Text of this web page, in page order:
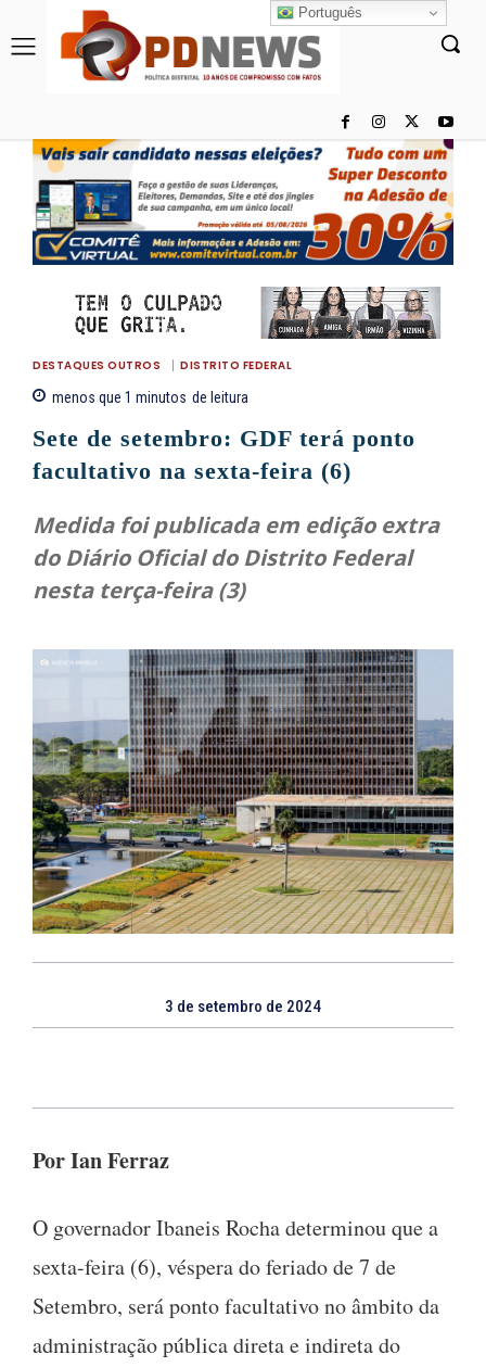
DESTAQUES OUTROS DISTRITO FEDERAL
menos que 1 minutos de leitura
Sete de setembro: GDF terá ponto
facultativo na sexta-feira (6)
Medida foi publicada em edição extra
do Diário Oficial do Distrito Federal
nesta terça-feira (3)
3 de setembro de 2024
Por Ian Ferraz
O governador Ibaneis Rocha determinou que a
sexta-feira (6), véspera do feriado de 7 de
Setembro, será ponto facultativo no âmbito da
administração pública direta e indireta do
Português